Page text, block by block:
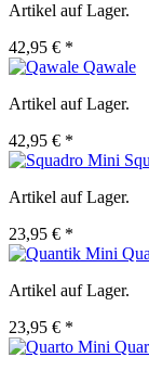
Artikel auf Lager.
42,95 € *
Qawale
Artikel auf Lager.
42,95 € *
Artikel auf Lager.
23,95 € *
Artikel auf Lager.
23,95 € *